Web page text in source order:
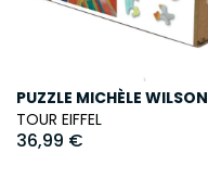
PUZZLE MICHÈLE WILSON
TOUR EIFFEL
36,99 €